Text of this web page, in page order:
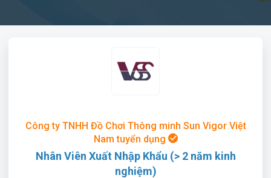
Công ty TNHH Đồ Chơi Thông minh Sun Vigor Việt
Nam tuyển dụng
Nhân Viên Xuất Nhập Khẩu (> 2 năm kinh
nghiệm)